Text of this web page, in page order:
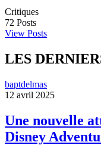
Critiques
72 Posts
View Posts
LES
baptdelmas
12 avril 2025
Une nouvelle
Disney